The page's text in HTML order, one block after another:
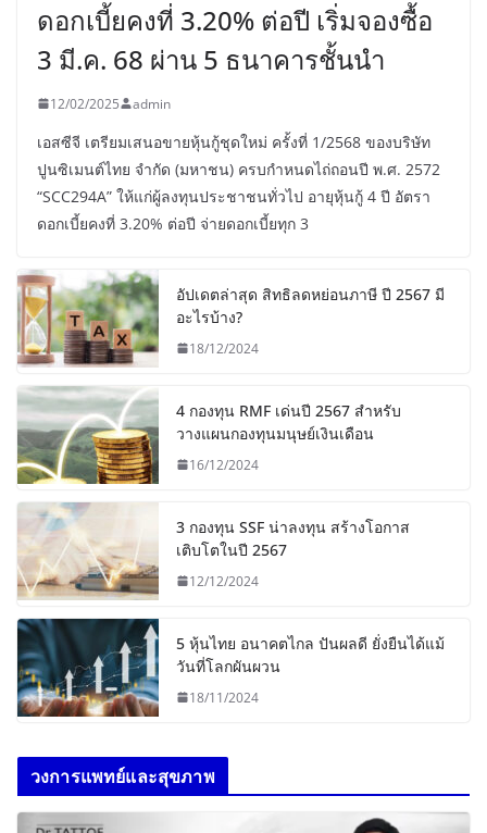
ดอกเบี้ยคงที่ 3.20% ต่อปี เริ่มจองซื้อ
3 มี.ค. 68 ผ่าน 5 ธนาคารชั้นนำ
12/02/2025 admin
เอสซีจี เตรียมเสนอขายหุ้นกู้ชุดใหม่ ครั้งที่ 1/2568 ของบริษัท
ปูนซิเมนต์ไทย จำกัด (มหาชน) ครบกำหนดไถ่ถอนปี พ.ศ. 2572
“SCC294A” ให้แก่ผู้ลงทุนประชาชนทั่วไป อายุหุ้นกู้ 4 ปี อัตรา
ดอกเบี้ยคงที่ 3.20% ต่อปี จ่ายดอกเบี้ยทุก 3
อัปเดตล่าสุด สิทธิลดหย่อนภาษี ปี 2567 มี
อะไรบ้าง?
18/12/2024
4 กองทุน RMF เด่นปี 2567 สำหรับ
วางแผนกองทุนมนุษย์เงินเดือน
16/12/2024
3 กองทุน SSF น่าลงทุน สร้างโอกาส
เติบโตในปี 2567
12/12/2024
5 หุ้นไทย อนาคตไกล ปันผลดี ยั่งยืนได้แม้
วันที่โลกผันผวน
18/11/2024
วงการแพทย์และสุขภาพ